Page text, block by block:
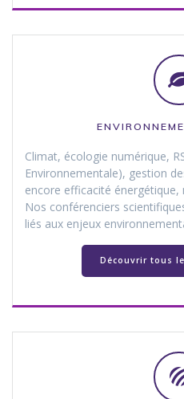
Climat, écologie numérique,
Environnementale), gestion
encore efficacité
Nos conférenciers
liés aux enjeux
Découvrir tous